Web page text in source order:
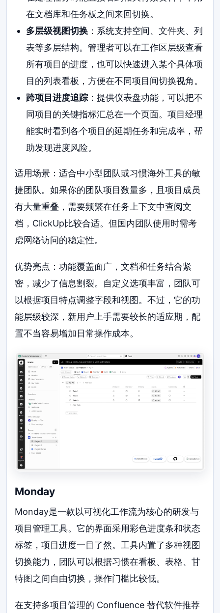
在文档库和任务板之间来回切换。
多层级视图切换：系统支持空间、文件夹、列
表等多层结构。管理者可以在工作区层级查看
所有项目的进度，也可以快速进入某个具体项
目的列表看板，方便在不同项目间切换视角。
跨项目进度追踪：提供仪表盘功能，可以把不
同项目的关键指标汇总在一个页面。项目经理
能实时看到各个项目的延期任务和完成率，帮
助发现进度风险。
适用场景：适合中小型团队或习惯海外工具的敏
捷团队。如果你的团队项目数量多，且项目成员
有大量重叠，需要频繁在任务上下文中查阅文
档，ClickUp比较合适。但国内团队使用时需考
虑网络访问的稳定性。
优势亮点：功能覆盖面广，文档和任务结合紧
密，减少了信息割裂。自定义选项丰富，团队可
以根据项目特点调整字段和视图。不过，它的功
能层级较深，新用户上手需要较长的适应期，配
置不当容易增加日常操作成本。
Monday
Monday是一款以可视化工作流为核心的研发与
项目管理工具。它的界面采用彩色进度条和状态
标签，项目进度一目了然。工具内置了多种视图
切换能力，团队可以根据习惯在看板、表格、甘
特图之间自由切换，操作门槛比较低。
在支持多项目管理的 Confluence 替代软件推荐